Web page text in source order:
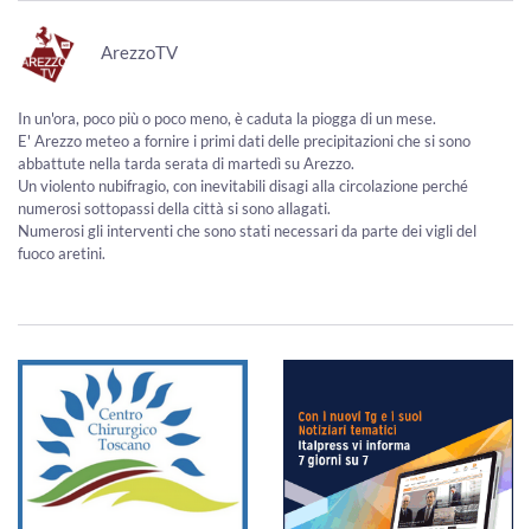
ArezzoTV
In un'ora, poco più o poco meno, è caduta la piogga di un mese.
E' Arezzo meteo a fornire i primi dati delle precipitazioni che si sono
abbattute nella tarda serata di martedì su Arezzo.
Un violento nubifragio, con inevitabili disagi alla circolazione perché
numerosi sottopassi della città si sono allagati.
Numerosi gli interventi che sono stati necessari da parte dei vigli del
fuoco aretini.